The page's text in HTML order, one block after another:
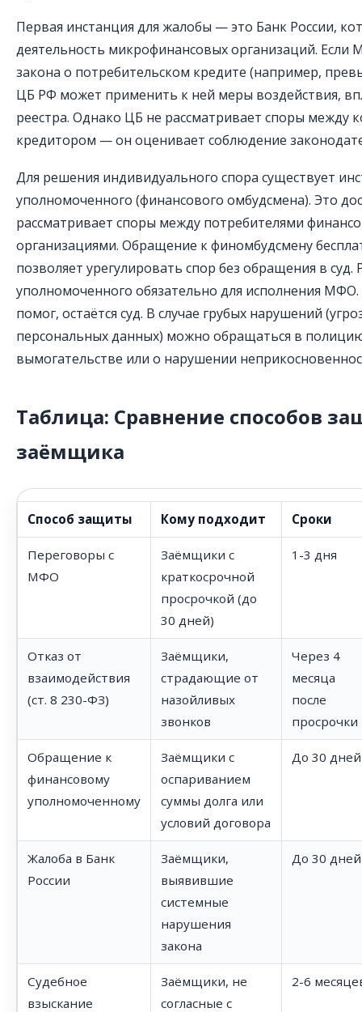
Первая инстанция для жалобы — это Банк России,
деятельность микрофинансовых организаций.
закона о потребительском кредите (например,
ЦБ РФ может применить к ней меры воздействия,
реестра. Однако ЦБ не рассматривает споры
кредитором — он оценивает соблюдение
Для решения индивидуального спора существует
уполномоченного (финансового омбудсмена). Это
рассматривает споры между потребителями
организациями. Обращение к финомбудсмену
позволяет урегулировать спор без обращения в
уполномоченного обязательно для исполнения
помог, остаётся суд. В случае грубых нарушений
персональных данных) можно обращаться в
вымогательстве или о нарушении
Таблица: Сравнение способов
заёмщика
Способ защиты Кому подходит Сроки
Переговоры с
МФО
Заёмщики с
краткосрочной
просрочкой (до
30 дней)
1-3 дня
Отказ от
взаимодействия
(ст. 8 230-ФЗ)
Заёмщики,
страдающие от
назойливых
звонков
Через 4
месяца
после
просрочки
Обращение к
финансовому
уполномоченному
Заёмщики с
оспариванием
суммы долга или
условий договора
До 30 дней
Жалоба в Банк
России
Заёмщики,
выявившие
системные
нарушения
закона
До 30 дней
Судебное
взыскание
Заёмщики, не
согласные с
2-6